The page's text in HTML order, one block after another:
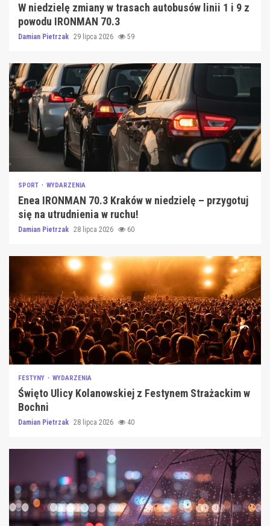
W niedzielę zmiany w trasach autobusów linii 1 i 9 z
powodu IRONMAN 70.3
Damian Pietrzak 29 lipca 2026 59
SPORT WYDARZENIA
Enea IRONMAN 70.3 Kraków w niedzielę – przygotuj
się na utrudnienia w ruchu!
Damian Pietrzak 28 lipca 2026 60
FESTYNY WYDARZENIA
Święto Ulicy Kolanowskiej z Festynem Strażackim w
Bochni
Damian Pietrzak 28 lipca 2026 40